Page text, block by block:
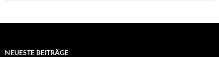
NEUESTE BEITRÄGE